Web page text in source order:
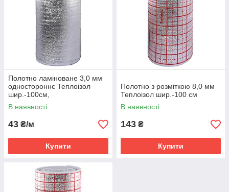
Полотно ламіноване 3,0 мм
одностороннє Теплоізол
шир.-100см,
В наявності
43 ₴/м
Купити
Полотно з розміткою 8,0 мм
Теплоізол шир.-100 см
В наявності
143 ₴
Купити